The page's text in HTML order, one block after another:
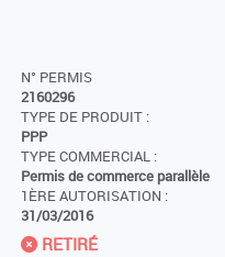
N° PERMIS
2160296
TYPE DE PRODUIT :
PPP
TYPE COMMERCIAL :
Permis de commerce parallèle
1ÈRE AUTORISATION :
31/03/2016
RETIRÉ